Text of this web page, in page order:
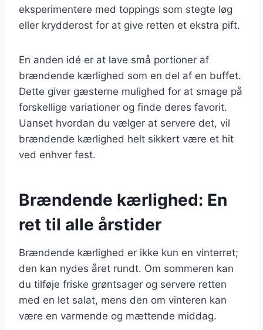
eksperimentere med toppings som stegte løg
eller krydderost for at give retten et ekstra pift.
En anden idé er at lave små portioner af
brændende kærlighed som en del af en buffet.
Dette giver gæsterne mulighed for at smage på
forskellige variationer og finde deres favorit.
Uanset hvordan du vælger at servere det, vil
brændende kærlighed helt sikkert være et hit
ved enhver fest.
Brændende kærlighed: En
ret til alle årstider
Brændende kærlighed er ikke kun en vinterret;
den kan nydes året rundt. Om sommeren kan
du tilføje friske grøntsager og servere retten
med en let salat, mens den om vinteren kan
være en varmende og mættende middag.